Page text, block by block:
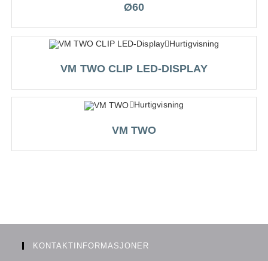
Ø60
Hurtigvisning
VM TWO CLIP LED-DISPLAY
Hurtigvisning
VM TWO
KONTAKTINFORMASJONER